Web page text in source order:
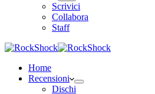
Scrivici
Collabora
Staff
Home
Recensioni
Dischi